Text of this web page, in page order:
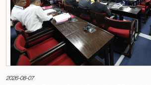
2026-08-07